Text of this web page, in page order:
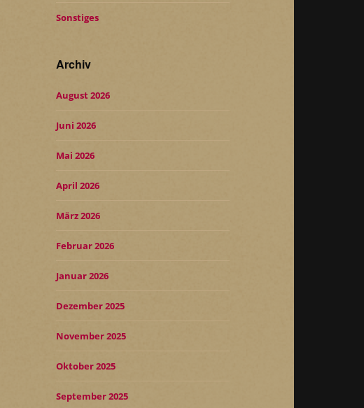
Sonstiges
Archiv
August 2026
Juni 2026
Mai 2026
April 2026
März 2026
Februar 2026
Januar 2026
Dezember 2025
November 2025
Oktober 2025
September 2025